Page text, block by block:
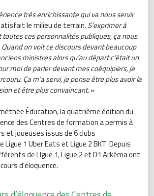
très enrichissante qui va nous servir
le milieu de terrain. S’exprimer à
toutes ces personnalités publiques, ça nous
on voit ce discours devant beaucoup
ministres alors qu’au départ c’était un
moi de parler devant mes coéquipiers, je
Ça m’a servi, je pense être plus avoir la
et être plus convaincant.»
Éducation, la quatrième édition du
des Centres de formation a permis à
et joueuses issus de 6 clubs
1 Uber Eats et Ligue 2 BKT. Depuis
de LIgue 1, Ligue 2 et D1 Arkéma ont
d'éloquence.